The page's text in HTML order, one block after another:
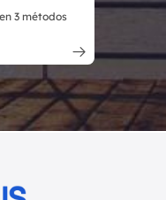
3 métodos
